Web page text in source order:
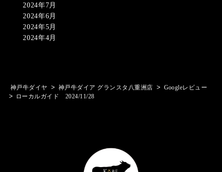
2024年7月
2024年6月
2024年5月
2024年4月
神戸牛ダイヤ > 神戸牛ダイア グランスタ八重洲店 > Googleレビュー
> ローカルガイド 2024/11/28